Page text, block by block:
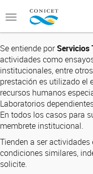
Toggle
navigation
Se entiende porServicios
actividades como
institucionales, entre
prestación es utilizado el
recursos humanos
Laboratorios
En todos los casos para
membrete institucional.
Tienden a ser
condiciones similares,
solicite.